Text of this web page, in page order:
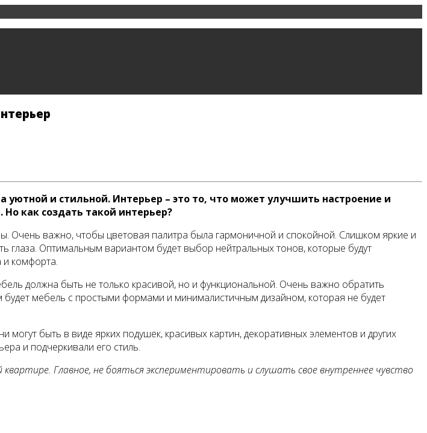
и стильной. Интерьер – это то, что может улучшить настроение и
как создать такой интерьер?
Очень важно, чтобы цветовая палитра была гармоничной и спокойной. Слишком яркие и
глаза. Оптимальным вариантом будет выбор нейтральных тонов, которые будут
и комфорта.
должна быть не только красивой, но и функциональной. Очень важно обратить
мебель с простыми формами и минималистичным дизайном, которая не будет
быть в виде ярких подушек, красивых картин, декоративных элементов и других
и подчеркивали его стиль.
Главное, не бояться экспериментировать и слушать свое внутреннее чувство